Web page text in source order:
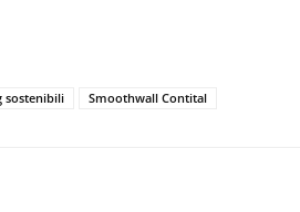
sostenibili Smoothwall Contital